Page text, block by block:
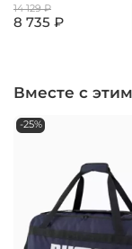
14 129 ₽
8 735 ₽
Вместе с
-25%